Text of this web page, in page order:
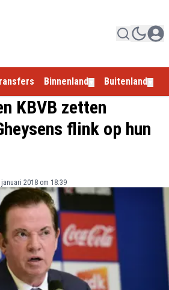
Binnenland Buitenland
KBVB zetten
flink op hun
2018 om 18:39